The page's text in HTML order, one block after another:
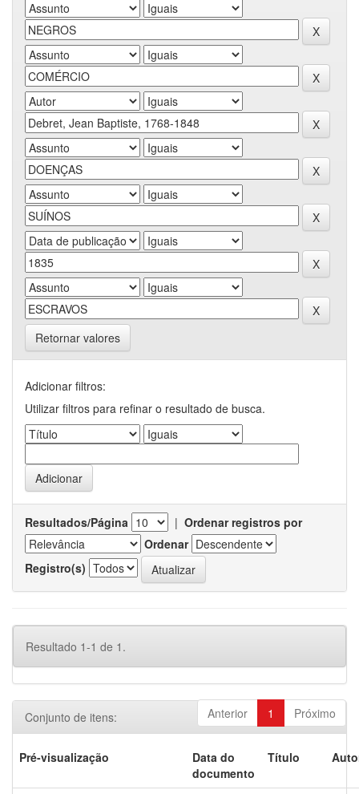
Retornar valores
Adicionar filtros:
Utilizar filtros para refinar o resultado de busca.
Resultados/Página | Ordenar registros por
Ordenar
Registro(s)
Resultado 1-1 de 1.
Anterior 1 Próximo
Conjunto de itens:
Pré-visualização
Data do
documento
Título